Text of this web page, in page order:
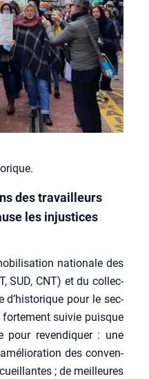
des travailleurs
les injustices
natio­nale des
SUD, CNT) et du col­lec­
d’his­to­rique pour le sec­
sui­vie puisque
pour reven­di­quer : une
des conven­
; de meilleures